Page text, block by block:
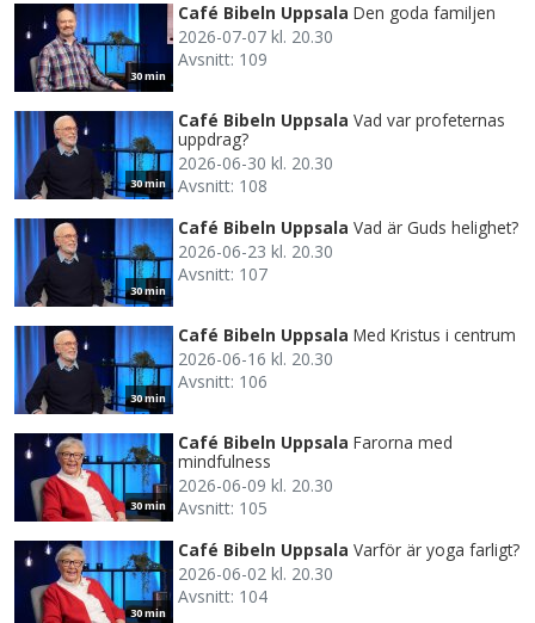
30 min
Café Bibeln Uppsala Den goda familjen
2026-07-07 kl. 20.30
Avsnitt: 109
30 min
Café Bibeln Uppsala Vad var profeternas
uppdrag?
2026-06-30 kl. 20.30
Avsnitt: 108
30 min
Café Bibeln Uppsala Vad är Guds helighet?
2026-06-23 kl. 20.30
Avsnitt: 107
30 min
Café Bibeln Uppsala Med Kristus i centrum
2026-06-16 kl. 20.30
Avsnitt: 106
30 min
Café Bibeln Uppsala Farorna med
mindfulness
2026-06-09 kl. 20.30
Avsnitt: 105
30 min
Café Bibeln Uppsala Varför är yoga farligt?
2026-06-02 kl. 20.30
Avsnitt: 104